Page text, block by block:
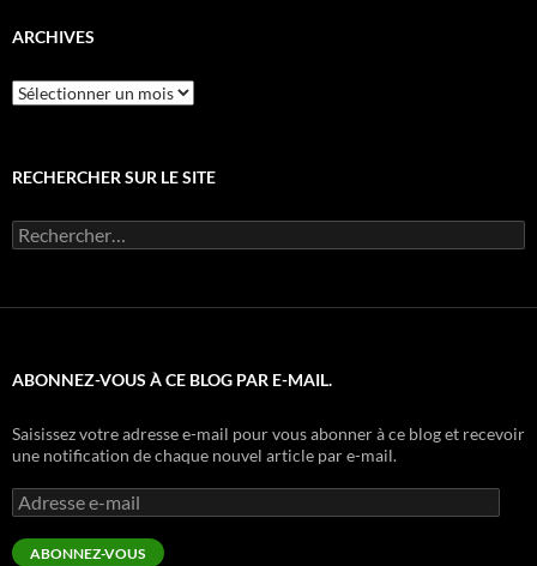
ARCHIVES
Archives
RECHERCHER SUR LE SITE
Rechercher :
ABONNEZ-VOUS À CE BLOG PAR E-MAIL.
Saisissez votre adresse e-mail pour vous abonner à ce blog et recevoir
une notification de chaque nouvel article par e-mail.
Adresse
e-
mail
ABONNEZ-VOUS